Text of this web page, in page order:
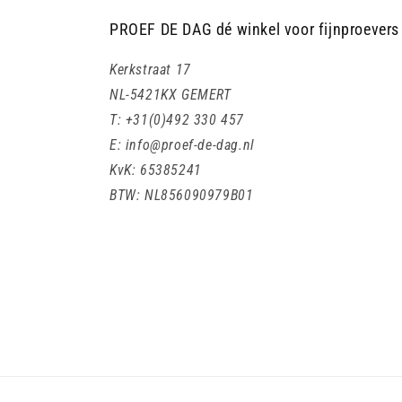
PROEF DE DAG dé winkel voor fijnproevers
Kerkstraat 17
NL-5421KX GEMERT
T: +31(0)492 330 457
E: info@proef-de-dag.nl
KvK: 65385241
BTW: NL856090979B01